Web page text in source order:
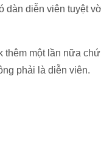
dàn diễn viên tuyệt
thêm một lần nữa
phải là diễn viên.